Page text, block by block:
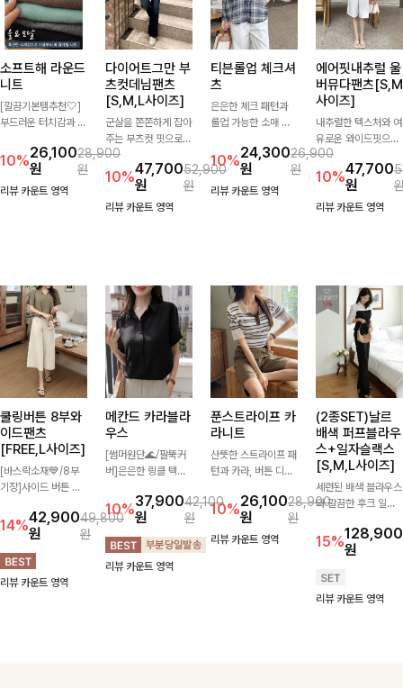
소프트해 라운드
니트
[깔끔기본템추천🤍]
부드러운 터치감과 군
로 매일 손이 가는 자
체제작 니트입니다.
자연스럽게 떨어지는
10%26,100
원
28,900
원
리뷰 카운트 영역
다이어트그만 부
츠컷데님팬츠
[S,M,L사이즈]
군살을 쫀쫀하게 잡아
주는 부츠컷 핏으로
다리 라인을 이쁘고
깔끔하게 만들어주고
진청 색감으로 더욱
슬림해보이는 효과를
10%47,700
원
52,900
원
리뷰 카운트 영역
티븐롤업 체크셔
츠
은은한 체크 패턴과
롤업 가능한 소매 디
를 연출하실 수 있어
요🌿 차르르 흐르는
가벼운 소재와 여유로
10%24,300
원
26,900
원
리뷰 카운트 영역
에어핏내추럴 울
버뮤다팬츠[S,M
사이즈]
내추럴한 텍스처와 여
유로운 와이드핏으로
군살은 자연스럽게 커
버해드리는 버뮤다 팬
츠 🤍 깔끔한 허리 디
테일과 편안한 착용감
10%47,700
원
리뷰 카운트 영역
쿨링버튼 8부와
이드팬츠
[FREE,L사이즈]
[바스락소재💙/8부
기장]사이드 버튼 디
가 되어주는 와이드
팬츠입니다. 여유롭게
떨어지는 실루엣과 가
볍게 바스락거리는 소
재감으로 시원하고 편
14%42,900
원
49,800
원
리뷰 카운트 영역
메칸드 카라블라
우스
[썸머원단🌊/팔뚝커
버]은은한 링클 텍스
이 만나 내추럴하면서
도 세련된 무드를 연
출해주는 블라우스-
데일리룩부터 출근룩
까지 다양하게 활용하
10%37,900
원
42,100
원
리뷰 카운트 영역
푼스트라이프 카
라니트
산뜻한 스트라이프 패
턴과 카라, 버튼 디테
면서도 세련된 무드를
완성해주는 니트 🤍
부드럽고 가벼운 착용
10%26,100
원
28,900
원
리뷰 카운트 영역
(2종SET)날르
배색 퍼프블라우
스+일자슬랙스
[S,M,L사이즈]
세련된 배색 블라우스
와 깔끔한 후크 일자
세트입니다. 허리 라
인을 자연스럽게 살려
일자핏 슬랙스가 만나
단정하면서도 고급스
15%128,900
원
리뷰 카운트 영역